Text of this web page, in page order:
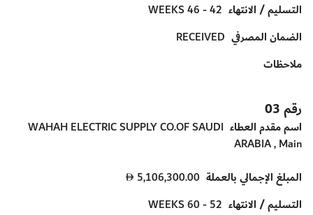
التسليم / الانتهاء 42 - 46 WEEKS
الضمان المصرفي RECEIVED
ملاحظات
رقم 03
اسم مقدم العطاء WAHAH ELECTRIC SUPPLY CO.OF SAUDI
ARABIA , Main
المبلغ الإجمالي بالعملة
D 5,106,300.00
التسليم / الانتهاء 52 - 60 WEEKS